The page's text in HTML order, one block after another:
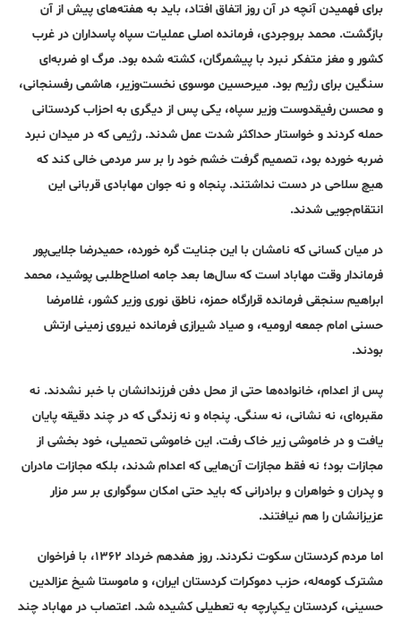
برای فهمیدن آنچه در آن روز اتفاق افتاد، باید به هفته‌های پیش از آن
بازگشت. محمد بروجردی، فرمانده اصلی عملیات سپاه پاسداران در غرب
کشور و مغز متفکر نبرد با پیشمرگان، کشته شده بود. مرگ او ضربه‌ای
سنگین برای رژیم بود. میرحسین موسوی نخست‌وزیر، هاشمی رفسنجانی،
و محسن رفیقدوست وزیر سپاه، یکی پس از دیگری به احزاب کردستانی
حمله کردند و خواستار حداکثر شدت عمل شدند. رژیمی که در میدان نبرد
ضربه خورده بود، تصمیم گرفت خشم خود را بر سر مردمی خالی کند که
هیچ سلاحی در دست نداشتند. پنجاه و نه جوان مهابادی قربانی این
انتقام‌جویی شدند.
در میان کسانی که نامشان با این جنایت گره خورده، حمیدرضا جلایی‌پور
فرماندار وقت مهاباد است که سال‌ها بعد جامه اصلاح‌طلبی پوشید، محمد
ابراهیم سنجقی فرمانده قرارگاه حمزه، ناطق نوری وزیر کشور، غلامرضا
حسنی امام جمعه ارومیه، و صیاد شیرازی فرمانده نیروی زمینی ارتش
بودند.
پس از اعدام، خانواده‌ها حتی از محل دفن فرزندانشان با خبر نشدند. نه
مقبره‌ای، نه نشانی، نه سنگی. پنجاه و نه زندگی که در چند دقیقه پایان
یافت و در خاموشی زیر خاک رفت. این خاموشی تحمیلی، خود بخشی از
مجازات بود؛ نه فقط مجازات آن‌هایی که اعدام شدند، بلکه مجازات مادران
و پدران و خواهران و برادرانی که باید حتی امکان سوگواری بر سر مزار
عزیزانشان را هم نیافتند.
اما مردم کردستان سکوت نکردند. روز هفدهم خرداد ۱۳۶۲، با فراخوان
مشترک کومه‌له، حزب دموکرات کردستان ایران، و ماموستا شیخ عزالدین
حسینی، کردستان یکپارچه به تعطیلی کشیده شد. اعتصاب در مهاباد چند